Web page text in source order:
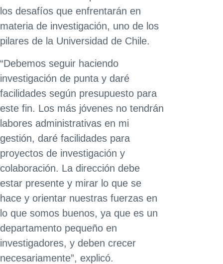
los desafíos que enfrentarán en
materia de investigación, uno de los
pilares de la Universidad de Chile.
“Debemos seguir haciendo
investigación de punta y daré
facilidades según presupuesto para
este fin. Los más jóvenes no tendrán
labores administrativas en mi
gestión, daré facilidades para
proyectos de investigación y
colaboración. La dirección debe
estar presente y mirar lo que se
hace y orientar nuestras fuerzas en
lo que somos buenos, ya que es un
departamento pequeño en
investigadores, y deben crecer
necesariamente”, explicó.